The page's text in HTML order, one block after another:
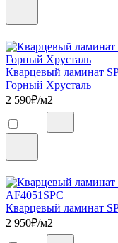
Кварцевый ламинат
Горный Хрусталь
2 590₽/м2
Кварцевый ламинат
2 950₽/м2